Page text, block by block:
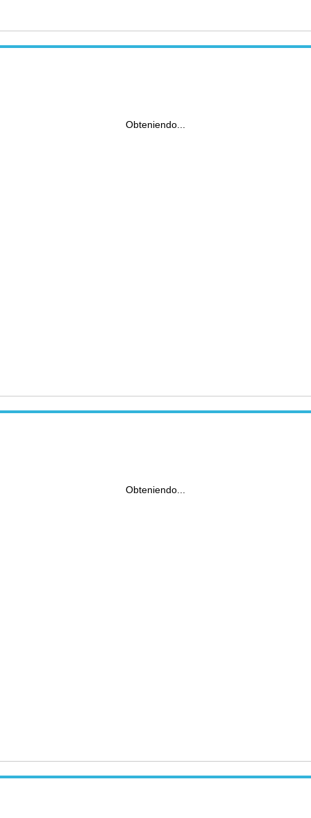
Obteniendo...
Obteniendo...